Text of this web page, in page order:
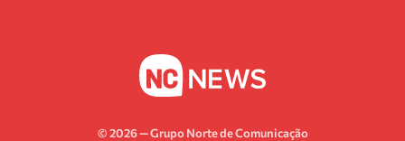
© 2026 — Grupo Norte de Comunicação